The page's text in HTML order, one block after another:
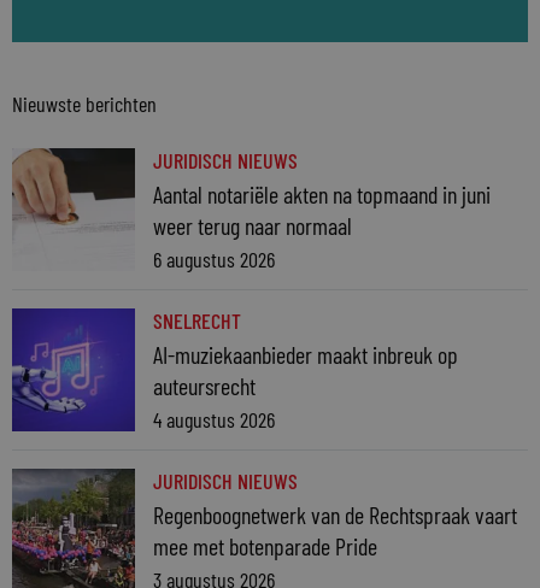
Nieuwste berichten
JURIDISCH NIEUWS
Aantal notariële akten na topmaand in juni
weer terug naar normaal
6 augustus 2026
SNELRECHT
AI-muziekaanbieder maakt inbreuk op
auteursrecht
4 augustus 2026
JURIDISCH NIEUWS
Regenboognetwerk van de Rechtspraak vaart
mee met botenparade Pride
3 augustus 2026